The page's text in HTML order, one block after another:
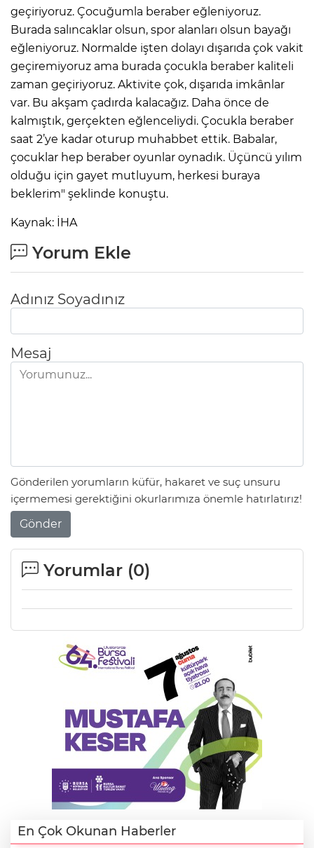
geçiriyoruz. Çocuğumla beraber eğleniyoruz.
Burada salıncaklar olsun, spor alanları olsun bayağı
eğleniyoruz. Normalde işten dolayı dışarıda çok vakit
geçiremiyoruz ama burada çocukla beraber kaliteli
zaman geçiriyoruz. Aktivite çok, dışarıda imkânlar
var. Bu akşam çadırda kalacağız. Daha önce de
kalmıştık, gerçekten eğlenceliydi. Çocukla beraber
saat 2’ye kadar oturup muhabbet ettik. Babalar,
çocuklar hep beraber oyunlar oynadık. Üçüncü yılım
olduğu için gayet mutluyum, herkesi buraya
beklerim" şeklinde konuştu.
Kaynak: İHA
Yorum Ekle
Adınız Soyadınız
Mesaj
Gönderilen yorumların küfür, hakaret ve suç unsuru
içermemesi gerektiğini okurlarımıza önemle hatırlatırız!
Gönder
Yorumlar (0)
En Çok Okunan Haberler